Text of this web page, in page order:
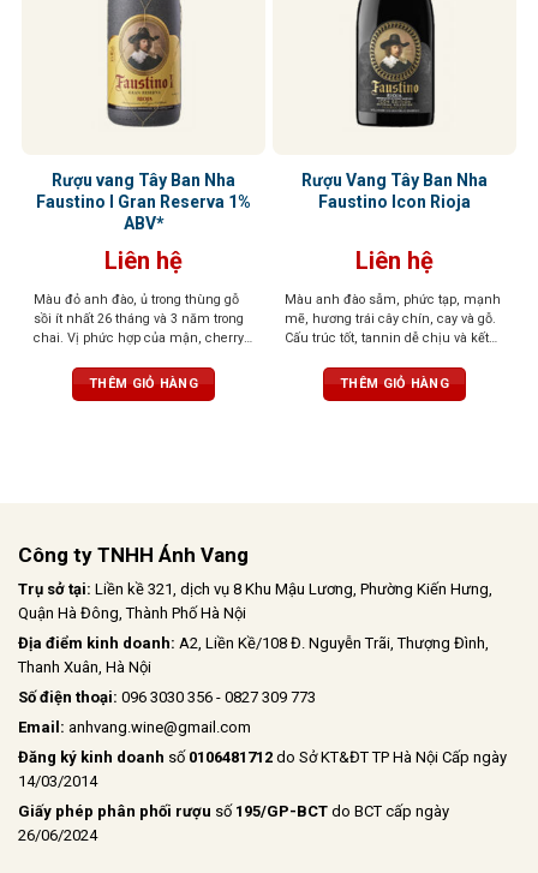
Rượu vang Tây Ban Nha
Faustino I Gran Reserva 1%
ABV*
Liên hệ
Màu đỏ anh đào, ủ trong thùng gỗ
sồi ít nhất 26 tháng và 3 năm trong
chai. Vị phức hợp của mận, cherry,
hậu vị sâu lắngTHÊM GIỎ HÀNG
Rượu Vang Tây Ban Nha
Faustino Icon Rioja
Liên hệ
Màu anh đào sẫm, phức tạp, mạnh
mẽ, hương trái cây chín, cay và gỗ.
Cấu trúc tốt, tannin dễ chịu và kết
THÊM GIỎ HÀNG
Công ty TNHH Ánh Vang
Trụ sở tại: Liền kề 321, dịch vụ 8 Khu Mậu Lương, Phường Kiến Hưng,
Quận Hà Đông, Thành Phố Hà Nội
Địa điểm kinh doanh: A2, Liền Kề/108 Đ. Nguyễn Trãi, Thượng Đình,
Thanh Xuân, Hà Nội
Số điện thoại: 096 3030 356 - 0827 309 773
Email: anhvang.wine@gmail.com
Đăng ký kinh doanh số 0106481712 do Sở KT&ĐT TP Hà Nội Cấp ngày
14/03/2014
Giấy phép phân phối rượu số 195/GP-BCT do BCT cấp ngày
26/06/2024